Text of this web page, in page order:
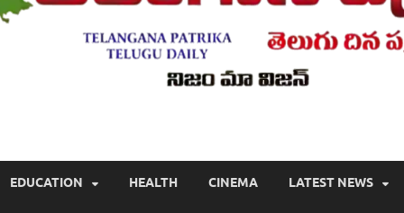
, తాజా వార్తలు , తెలుగు వార్తలు , బ్రేకింగ్ న్యూస్ తెలుగులో , తెలంగాణ లో తాజా
EDUCATION HEALTH CINEMA LATEST NEWS